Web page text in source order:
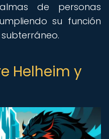
de personas
su función
Helheim y